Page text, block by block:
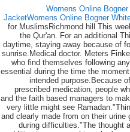
Womens Online
JacketWomens Online Bogner
for MuslimsRichmond hill This
the Qur'an. For an additional
daytime, staying away because of
sunrise.Medical doctor. Meters
who find themselves following
essential during the time the
intended purpose.Because
prescribed medication, people
and the faith based managers to
very little might see
and clearly made from on their
during difficulties."The thought